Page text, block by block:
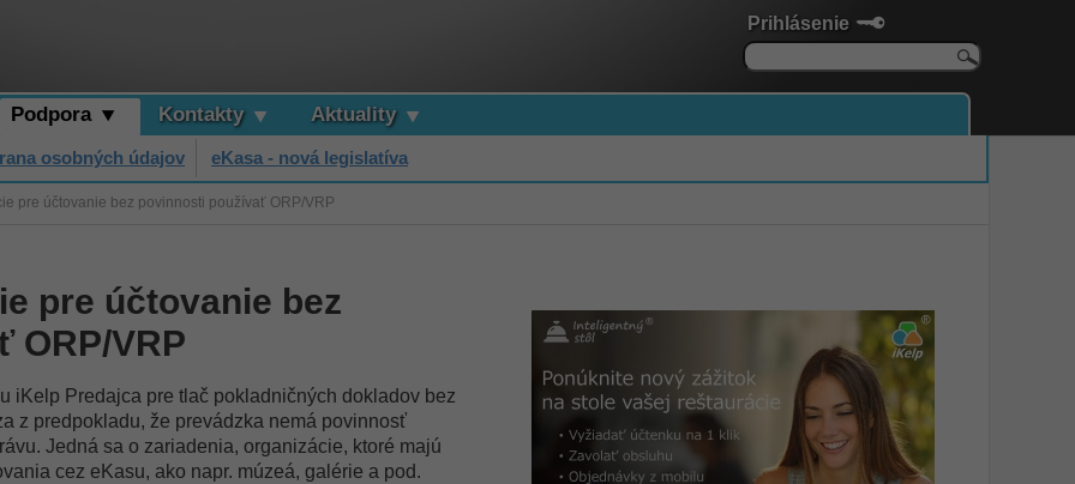
Prihlásenie
Podpora Kontakty Aktuality
osobných údajov eKasa - nová legislatíva
pre účtovanie bez povinnosti používať ORP/VRP
pre účtovanie bez
ORP/VRP
iKelp Predajca pre tlač pokladničných dokladov bez
z predpokladu, že prevádzka nemá povinnosť
Jedná sa o zariadenia, organizácie, ktoré majú
cez eKasu, ako napr. múzeá, galérie a pod.